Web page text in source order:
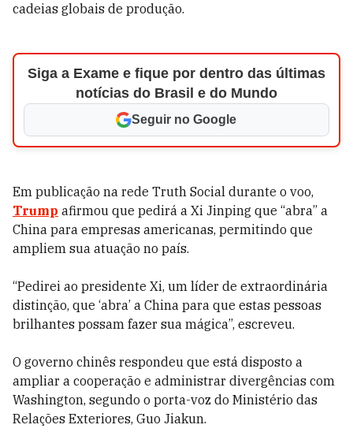
cadeias globais de produção.
Siga a Exame e fique por dentro das últimas
notícias do Brasil e do Mundo
Seguir no Google
Em publicação na rede Truth Social durante o voo,
Trump afirmou que pedirá a Xi Jinping que “abra” a
China para empresas americanas, permitindo que
ampliem sua atuação no país.
“Pedirei ao presidente Xi, um líder de extraordinária
distinção, que ‘abra’ a China para que estas pessoas
brilhantes possam fazer sua mágica”, escreveu.
O governo chinês respondeu que está disposto a
ampliar a cooperação e administrar divergências com
Washington, segundo o porta-voz do Ministério das
Relações Exteriores, Guo Jiakun.